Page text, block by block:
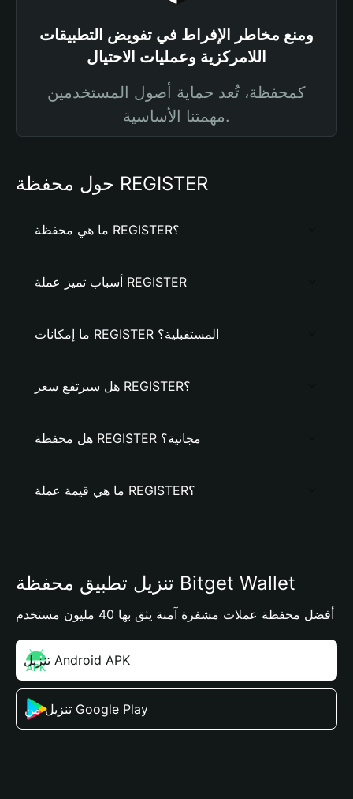
ومنع مخاطر الإفراط في تفويض التطبيقات
اللامركزية وعمليات الاحتيال
كمحفظة، تُعد حماية أصول المستخدمين
مهمتنا الأساسية.
حول محفظة REGISTER
ما هي محفظة REGISTER؟
أسباب تميز عملة REGISTER
ما إمكانات REGISTER المستقبلية؟
هل سيرتفع سعر REGISTER؟
هل محفظة REGISTER مجانية؟
ما هي قيمة عملة REGISTER؟
تنزيل تطبيق محفظة Bitget Wallet
أفضل محفظة عملات مشفرة آمنة يثق بها 40 مليون مستخدم
تنزيل Android APK
تنزيل من Google Play